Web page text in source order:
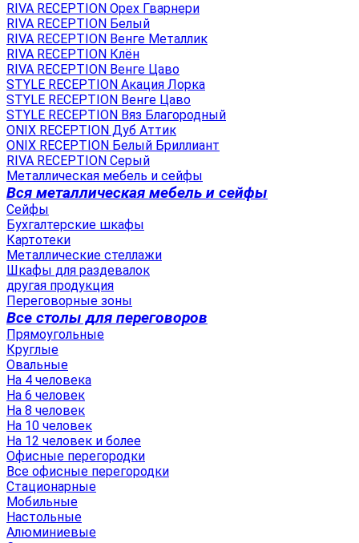
RIVA RECEPTION Орех Гварнери
RIVA RECEPTION Белый
RIVA RECEPTION Венге Металлик
RIVA RECEPTION Клён
RIVA RECEPTION Венге Цаво
STYLE RECEPTION Акация Лорка
STYLE RECEPTION Венге Цаво
STYLE RECEPTION Вяз Благородный
ONIX RECEPTION Дуб Аттик
ONIX RECEPTION Белый Бриллиант
RIVA RECEPTION Серый
Металлическая мебель и сейфы
Вся металлическая мебель и сейфы
Сейфы
Бухгалтерские шкафы
Картотеки
Металлические стеллажи
Шкафы для раздевалок
другая продукция
Переговорные зоны
Все столы для переговоров
Прямоугольные
Круглые
Овальные
На 4 человека
На 6 человек
На 8 человек
На 10 человек
На 12 человек и более
Офисные перегородки
Все офисные перегородки
Стационарные
Мобильные
Настольные
Алюминиевые